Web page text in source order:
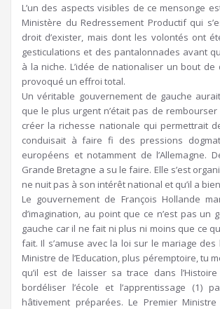
L’un des aspects visibles de ce mensonge
Ministère du Redressement Productif qui
droit d’exister, mais dont les volontés ont
gesticulations et des pantalonnades avant
à la niche. L’idée de nationaliser un bout de
provoqué un effroi total.
Un véritable gouvernement de gauche
que le plus urgent n’était pas de
créer la richesse nationale qui permettrait
conduisait à faire fi des pressions
européens et notamment de l’Allemagne.
Grande Bretagne a su le faire. Elle s’est
ne nuit pas à son intérêt national et qu’il a
Le gouvernement de François Hollande
d’imagination, au point que ce n’est pas un
gauche car il ne fait ni plus ni moins que ce
fait. Il s’amuse avec la loi sur le mariage des
Ministre de l’Education, plus péremptoire, tu
qu’il est de laisser sa trace dans
bordéliser l’école et l’apprentissage (1)
hâtivement préparées. Le Premier